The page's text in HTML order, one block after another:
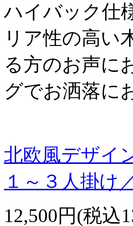
ハイバック仕
リア性の高い
る方のお声に
グでお洒落に
北欧風デザイ
１～３人掛け
12,500円(税込